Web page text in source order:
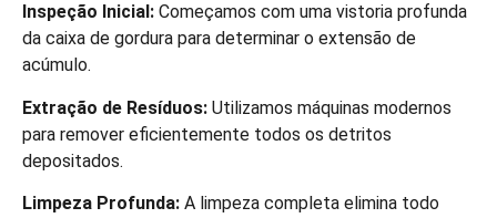
Inspeção Inicial: Começamos com uma vistoria profunda
da caixa de gordura para determinar o extensão de
acúmulo.
Extração de Resíduos: Utilizamos máquinas modernos
para remover eficientemente todos os detritos
depositados.
Limpeza Profunda: A limpeza completa elimina todo